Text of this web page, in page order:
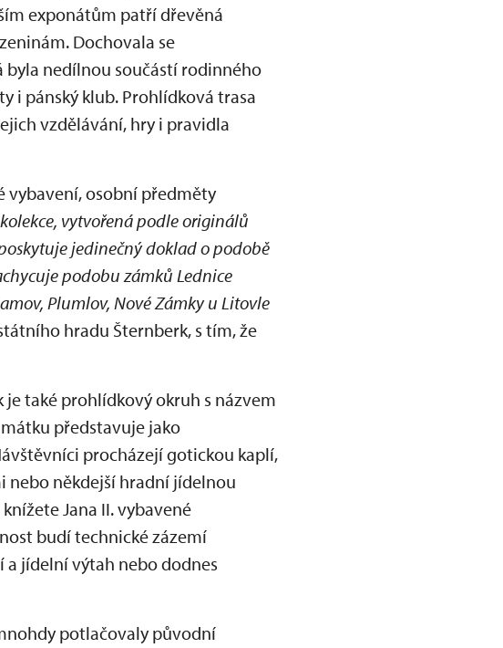
exponátům patří dřevěná
Dochovala se
byla nedílnou součástí rodinného
i pánský klub. Prohlídková trasa
vzdělávání, hry i pravidla
osobní předměty
vytvořená podle originálů
jedinečný doklad o podobě
podobu zámků Lednice
Plumlov, Nové Zámky u Litovle
hradu Šternberk, s tím, že
také prohlídkový okruh s názvem
představuje jako
procházejí gotickou kaplí,
nebo někdejší hradní jídelnou
Jana II. vybavené
budí technické zázemí
a jídelní výtah nebo dodnes
potlačovaly původní